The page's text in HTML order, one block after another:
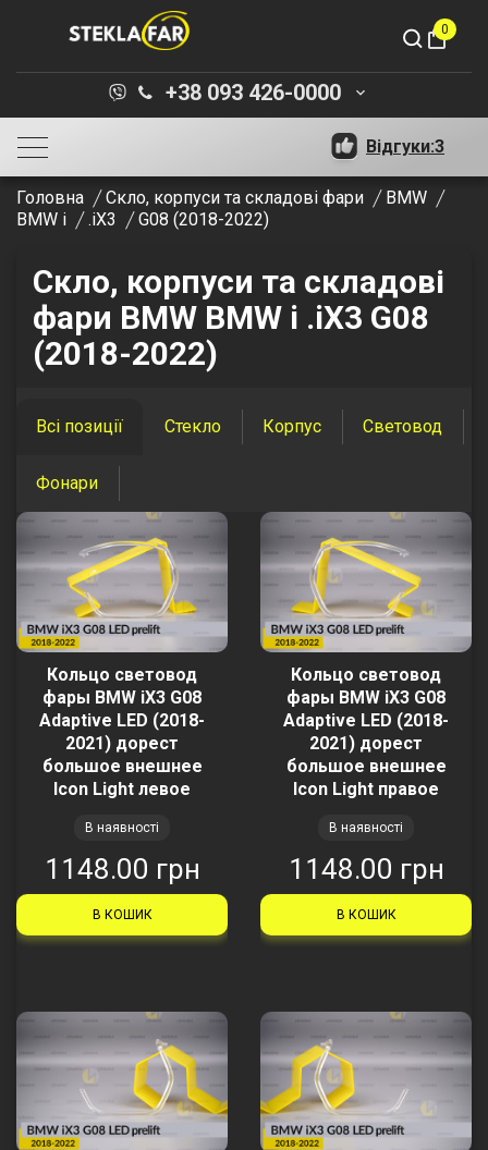
shopping_bag
0
+38 093 426-0000 keyboard_arrow_down
Відгуки:3
Головна Скло, корпуси та складові фари
BMW
BMW i
.iX3 G08 (2018-2022)
Скло, корпуси та складові
фари BMW BMW i .iX3 G08
(2018-2022)
Всі позиції Стекло Корпус Световод
Фонари
Кольцо световод
фары BMW iX3 G08
Adaptive LED (2018-
2021) дорест
большое внешнее
Icon Light левое
В наявності
1148.00 грн
В КОШИК
Кольцо световод
фары BMW iX3 G08
Adaptive LED (2018-
2021) дорест
большое внешнее
Icon Light правое
В наявності
1148.00 грн
В КОШИК